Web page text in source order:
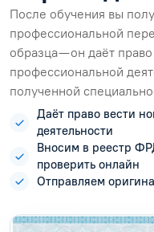
После обучения вы
профессиональной
образца — он даёт
профессиональной
полученной
Даёт право вести
деятельности
Вносим в реестр
проверить онлайн
Отправляем